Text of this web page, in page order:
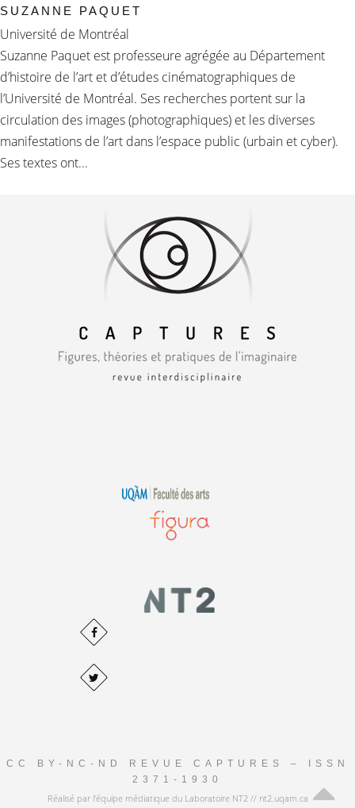
SUZANNE PAQUET
Université de Montréal
Suzanne Paquet est professeure agrégée au Département
d’histoire de l’art et d’études cinématographiques de
l’Université de Montréal. Ses recherches portent sur la
circulation des images (photographiques) et les diverses
manifestations de l’art dans l’espace public (urbain et cyber).
Ses textes ont...
CC BY-NC-ND REVUE CAPTURES – ISSN
2371-1930
Réalisé par l'équipe médiatique du Laboratoire NT2 // nt2.uqam.ca